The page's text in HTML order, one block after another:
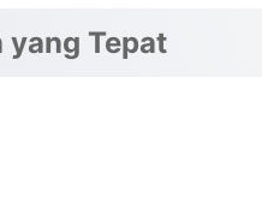
yang Tepat